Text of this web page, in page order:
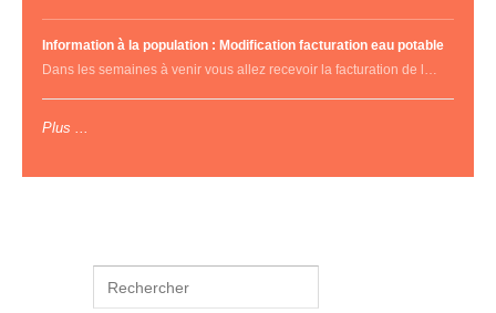
Information à la population : Modification facturation eau potable
Dans les semaines à venir vous allez recevoir la facturation de l…
Plus ...